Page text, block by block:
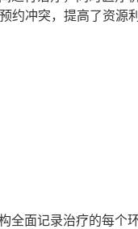
约冲突，提高了资源利
全面记录治疗的每